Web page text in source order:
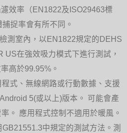
效率（EN1822及ISO29463標
捉率會有所不同。
測室內，以EN1822規定的DEHS
US在強效吸力模式下進行測試，
高於99.95%。
式、無線網路或行動數據、支援
5(或以上)版本。 可能會產
。 應用程式控制不適用於暖風。
中規定的測試方法。測